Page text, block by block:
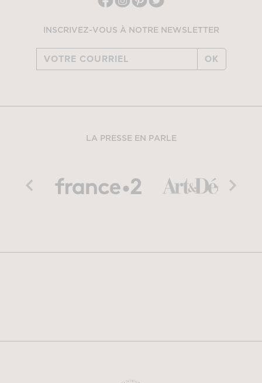
INSCRIVEZ-VOUS À NOTRE NEWSLETTER
OK
LA PRESSE EN PARLE